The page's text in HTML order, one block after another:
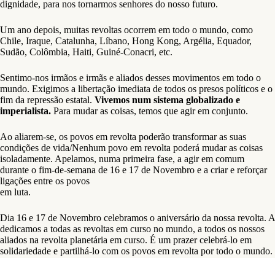
dignidade, para nos tornarmos senhores do nosso futuro.
Um ano depois, muitas revoltas ocorrem em todo o mundo, como
Chile, Iraque, Catalunha, Líbano, Hong Kong, Argélia, Equador,
Sudão, Colômbia, Haiti, Guiné-Conacri, etc.
Sentimo-nos irmãos e irmãs e aliados desses movimentos em todo o
mundo. Exigimos a libertação imediata de todos os presos políticos e o
fim da repressão estatal. Vivemos num sistema globalizado e
imperialista. Para mudar as coisas, temos que agir em conjunto.
Ao aliarem-se, os povos em revolta poderão transformar as suas
condições de vida/Nenhum povo em revolta poderá mudar as coisas
isoladamente. Apelamos, numa primeira fase, a agir em comum
durante o fim-de-semana de 16 e 17 de Novembro e a criar e reforçar
ligações entre os povos
em luta.
Dia 16 e 17 de Novembro celebramos o aniversário da nossa revolta. A
dedicamos a todas as revoltas em curso no mundo, a todos os nossos
aliados na revolta planetária em curso. É um prazer celebrá-lo em
solidariedade e partilhá-lo com os povos em revolta por todo o mundo.